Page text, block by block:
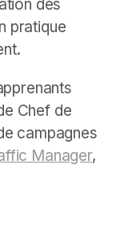
des
pratique
Chef de
campagnes
Manager,